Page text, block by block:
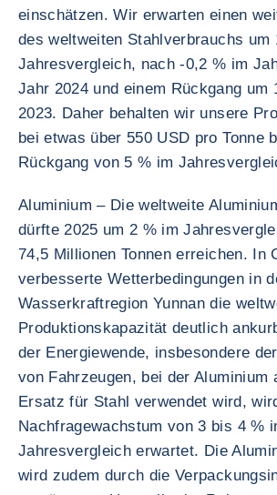
einschätzen. Wir erwarten einen
des weltweiten Stahlverbrauchs um
Jahresvergleich, nach -0,2 % im
Jahr 2024 und einem Rückgang um
2023. Daher behalten wir unsere
bei etwas über 550 USD pro Tonne
Rückgang von 5 % im
Aluminium – Die weltweite
dürfte 2025 um 2 % im
74,5 Millionen Tonnen erreichen. In
verbesserte Wetterbedingungen in
Wasserkraftregion Yunnan die
Produktionskapazität deutlich
der Energiewende, insbesondere
von Fahrzeugen, bei der Aluminium
Ersatz für Stahl verwendet wird,
Nachfragewachstum von 3 bis 4 %
Jahresvergleich erwartet. Die
wird zudem durch die